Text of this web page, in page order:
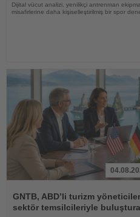
Dijital vücut analizi, yenilikçi antrenman
misafirlerine daha kişiselleştirilmiş bir spor
Oku
GNTB, ABD’li turizm
sektör temsilcileriyle